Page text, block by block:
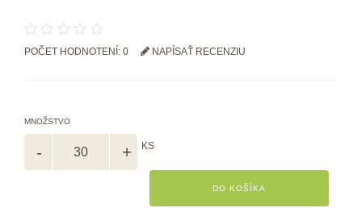
POČET HODNOTENÍ: 0 NAPÍSAŤ RECENZIU
MNOŽSTVO
KS
DO KOŠÍKA